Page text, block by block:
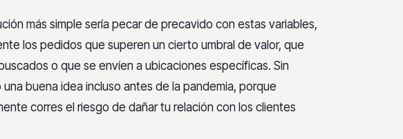
más simple sería pecar de precavido con estas variables,
los pedidos que superen un cierto umbral de valor, que
o que se envíen a ubicaciones específicas. Sin
buena idea incluso antes de la pandemia, porque
corres el riesgo de dañar tu relación con los clientes